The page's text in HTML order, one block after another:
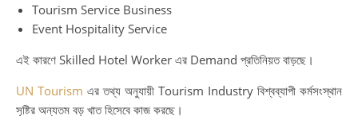
Tourism Service Business
Event Hospitality Service
এই কারণে Skilled Hotel Worker এর Demand প্রতিনিয়ত বাড়ছে।
UN Tourism এর তথ্য অনুযায়ী Tourism Industry বিশ্বব্যাপী কর্মসংস্থান
সৃষ্টির অন্যতম বড় খাত হিসেবে কাজ করছে।